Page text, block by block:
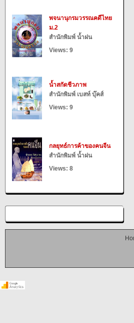
พจนานุกรมวรรณคดีไทย
ม.2
สำนักพิมพ์ น้ำฝน
Views: 9
น้ำสกัดชีวภาพ
สำนักพิมพ์ เบสท์ บุ๊คส์
Views: 9
กลยุทธ์การค้าของคนจีน
สำนักพิมพ์ น้ำฝน
Views: 8